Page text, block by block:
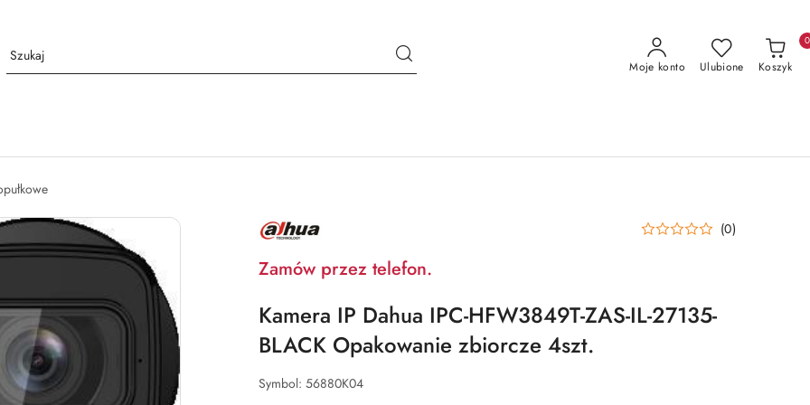
Moje konto Ulubione Koszyk
0
NAZWA
PRODUCENTA: (0)
Zamów przez telefon.
Kamera IP Dahua IPC-HFW3849T-ZAS-IL-27135-
BLACK Opakowanie zbiorcze 4szt.
Symbol: 56880K04